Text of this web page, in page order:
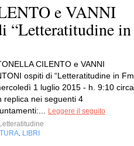
e VANNI
“Letteratitudine in
CILENTO e VANNI
ospiti di “Letteratitudine in
1 luglio 2015 - h. 9:10 circa
replica nei seguenti 4
Leggere il seguito
Letteratitudine
LIBRI